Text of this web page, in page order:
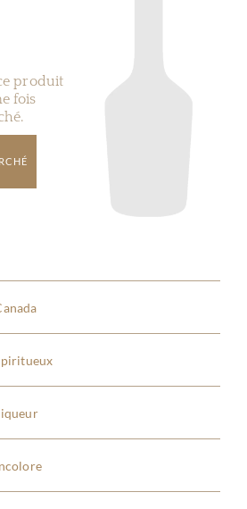
produit
fois